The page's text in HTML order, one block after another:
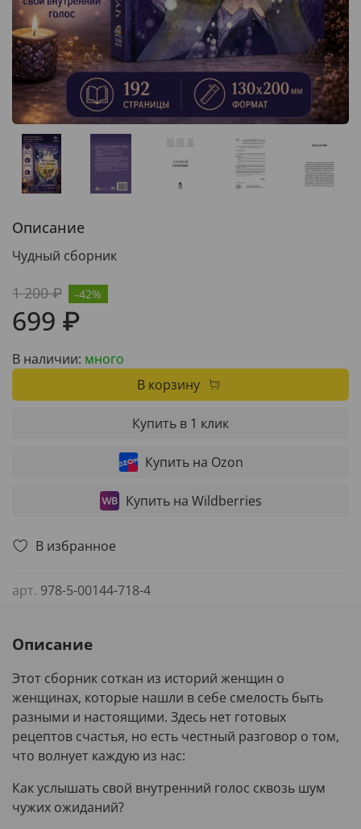
В избранное
арт. 978-5-00144-718-4
Описание
Чудный сборник
1 200 ₽
699 ₽
-42%
В наличии: много
В корзину
Купить в 1 клик
Купить на Ozon
Купить на Wildberries
Описание
Этот сборник соткан из историй женщин о
женщинах, которые нашли в себе смелость быть
разными и настоящими. Здесь нет готовых
рецептов счастья, но есть честный разговор о том,
что волнует каждую из нас:
Как услышать свой внутренний голос сквозь шум
чужих ожиданий?